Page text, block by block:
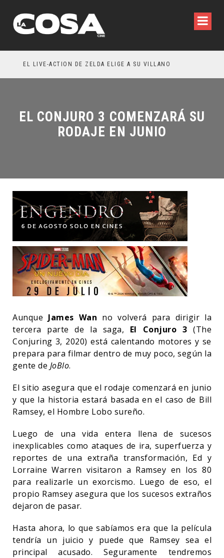
EL LIVE-ACTION DE ZELDA ELIGE A SU VILLANO
EL CONJURO 3 COMENZARÁ SU
RODAJE EN JUNIO
Aunque James Wan no volverá para dirigir la
tercera parte de la saga, El Conjuro 3 (The
Conjuring 3, 2020) está calentando motores y se
prepara para filmar dentro de muy poco, según la
gente de JoBlo.
El sitio asegura que el rodaje comenzará en junio
y que la historia estará basada en el caso de Bill
Ramsey, el Hombre Lobo sureño.
Luego de una vida entera llena de sucesos
inexplicables como ataques de ira, superfuerza y
reportes de una extraña transformación, Ed y
Lorraine Warren visitaron a Ramsey en los 80
para realizarle un exorcismo. Luego de eso, el
propio Ramsey asegura que los sucesos extraños
dejaron de pasar.
Hasta ahora, lo que sabíamos era que la película
tendría un juicio y puede que Ramsey sea el
principal acusado. Seguramente tendremos